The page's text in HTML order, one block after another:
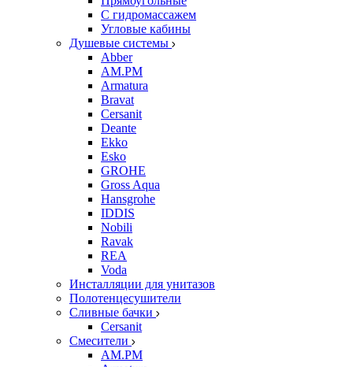
С гидромассажем
Угловые кабины
Душевые системы
Abber
AM.PM
Armatura
Bravat
Cersanit
Deante
Ekko
Esko
GROHE
Gross Aqua
Hansgrohe
IDDIS
Nobili
Ravak
REA
Voda
Инсталляции для унитазов
Полотенцесушители
Сливные бачки
Cersanit
Смесители
AM.PM